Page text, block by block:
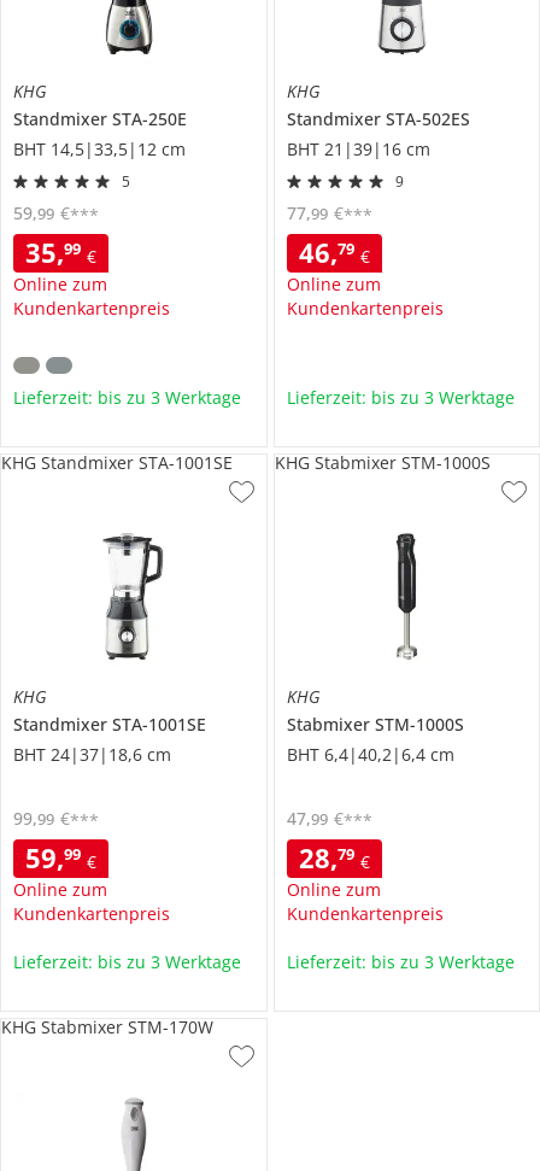
KHG
Standmixer STA-250E
BHT 14,5|33,5|12 cm
5
35,99 €
Online zum
Kundenkartenpreis
59,99 €***
Lieferzeit: bis zu 3 Werktage
KHG
Standmixer STA-502ES
BHT 21|39|16 cm
9
46,79 €
Online zum
Kundenkartenpreis
77,99 €***
Lieferzeit: bis zu 3 Werktage
KHG
Standmixer STA-1001SE
BHT 24|37|18,6 cm
59,99 €
Online zum
Kundenkartenpreis
99,99 €***
KHG Standmixer STA-1001SE
Lieferzeit: bis zu 3 Werktage
KHG
Stabmixer STM-1000S
BHT 6,4|40,2|6,4 cm
28,79 €
Online zum
Kundenkartenpreis
47,99 €***
KHG Stabmixer STM-1000S
Lieferzeit: bis zu 3 Werktage
KHG Stabmixer STM-170W